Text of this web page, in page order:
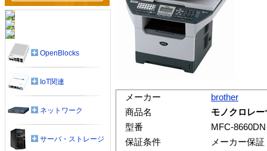
メーカー
brother
商品名
モノクロレ
型番
MFC-8660DN
保証条件
メーカー保証
OpenBlocks
IoT関連
ネットワーク
サーバ・ストレージ